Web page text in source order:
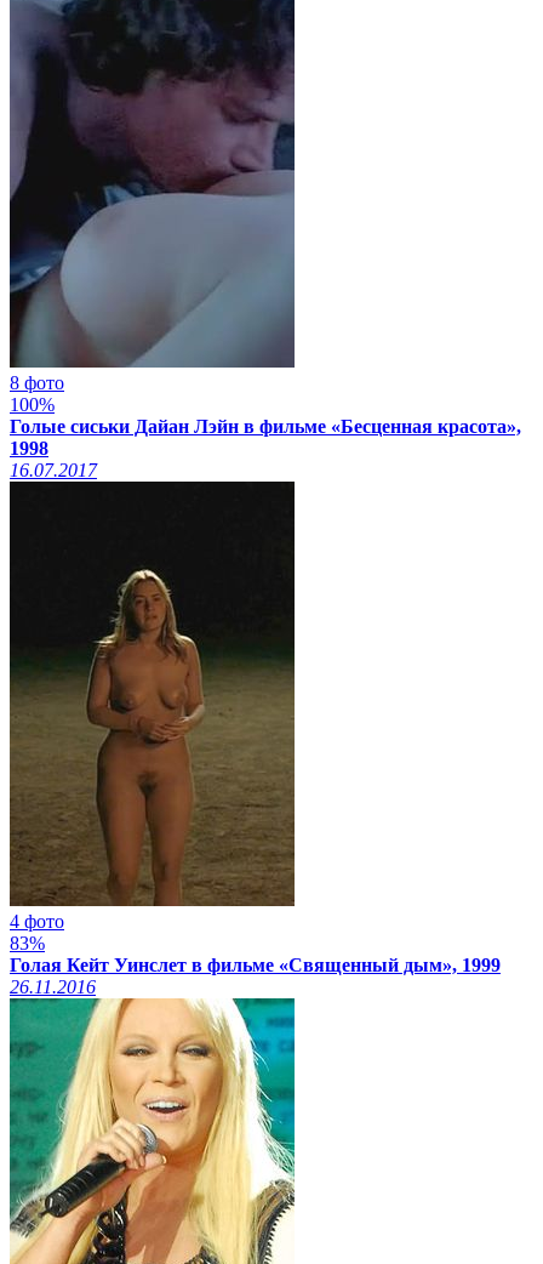
8 фото
100%
Голые сиськи Дайан Лэйн в фильме «Бесценная красота»,
1998
16.07.2017
4 фото
83%
Голая Кейт Уинслет в фильме «Священный дым», 1999
26.11.2016